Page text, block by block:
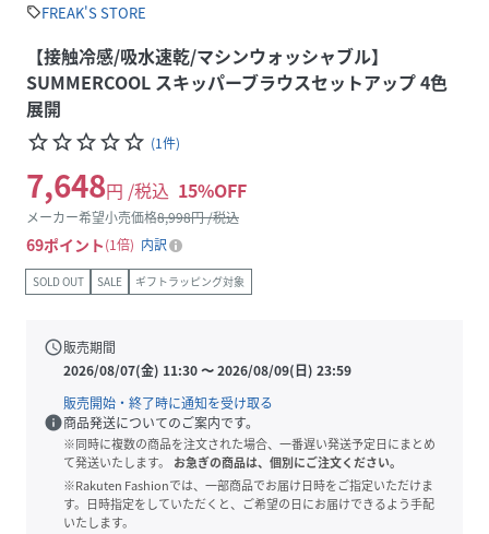
sellFREAK'S STORE
【接触冷感/吸水速乾/マシンウォッシャブル】
SUMMERCOOL スキッパーブラウスセットアップ 4色
展開
star_borderstar_borderstar_borderstar_borderstar_border (1件)
7,648円 /税込 15%OFF
メーカー希望小売価格8,998円 /税込
69ポイント 1倍 内訳
SOLD OUT SALE ギフトラッピング対象
schedule販売期間
2026/08/07(金) 11:30〜2026/08/09(日) 23:59
販売開始・終了時に通知を受け取る
info商品発送についてのご案内です。
※同時に複数の商品を注文された場合、一番遅い発送予定日にまとめ
て発送いたします。
お急ぎの商品は、個別にご注文ください。
※Rakuten Fashionでは、一部商品でお届け日時をご指定いただけま
す。日時指定をしていただくと、ご希望の日にお届けできるよう手配
いたします。